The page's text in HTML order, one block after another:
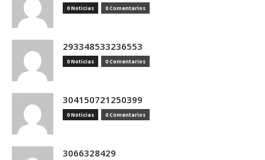
0 Noticias 0 Comentarios
293348533236553
0 Noticias 0 Comentarios
304150721250399
0 Noticias 0 Comentarios
3066328429